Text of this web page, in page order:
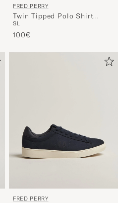
FRED PERRY
Twin Tipped Polo Shirt
Oxblood
SL
100€
FRED PERRY